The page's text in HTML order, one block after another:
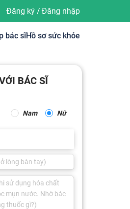
Đăng ký/ Đăng nhập
bác sĩHồ sơ sức khỏe
BÁC SĨ
Nam Nữ